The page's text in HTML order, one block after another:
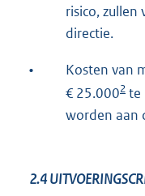
risico, zullen
directie.
•
Kosten van
€ 25.0002 te
worden aan
2.4